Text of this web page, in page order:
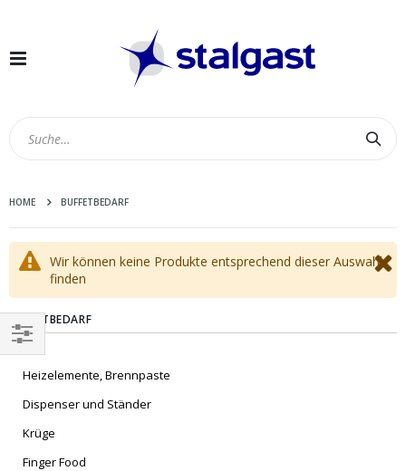
Navigation
HOME BUFFETBEDARF
Wir können keine Produkte entsprechend dieser Auswahl
finden
BUFFETBEDARF
Heizelemente, Brennpaste
Dispenser und Ständer
Krüge
Finger Food
EINKAUFEN
NACH